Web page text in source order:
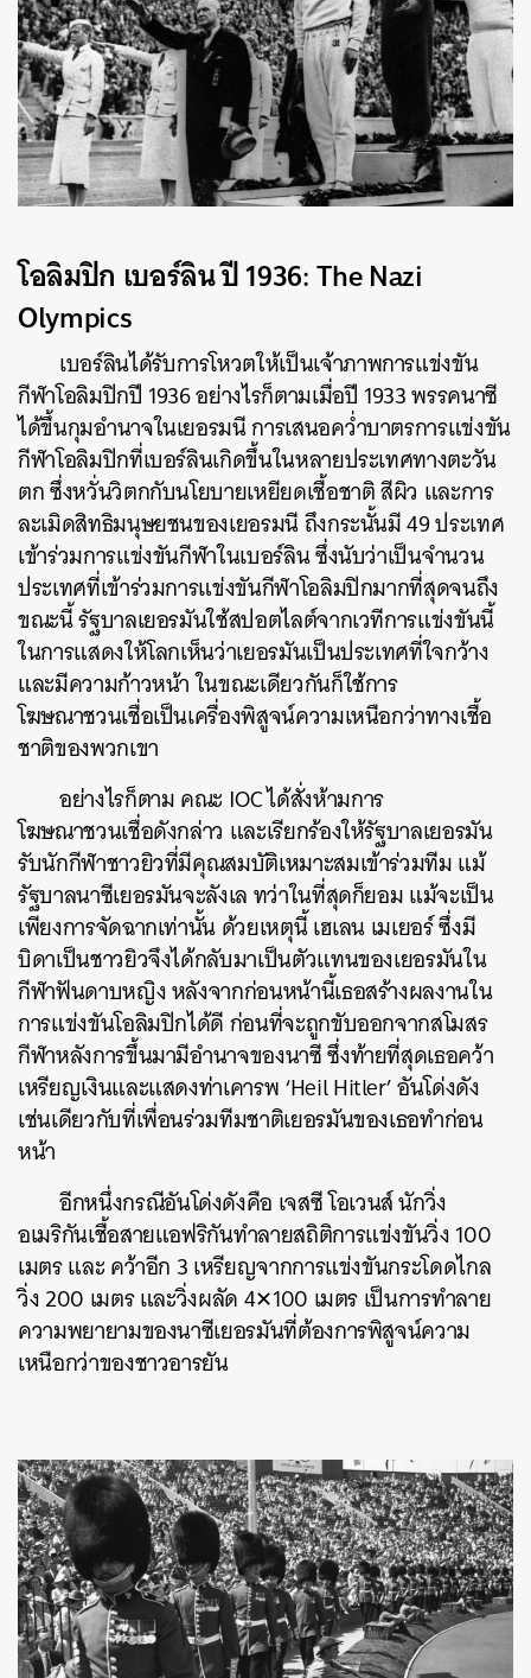
โอลิมปิก เบอร์ลิน ปี 1936: The Nazi
Olympics
เบอร์ลินได้รับการโหวตให้เป็นเจ้าภาพการแข่งขัน
กีฬาโอลิมปิกปี 1936 อย่างไรก็ตามเมื่อปี 1933 พรรคนาซี
ได้ขึ้นกุมอำนาจในเยอรมนี การเสนอคว่ำบาตรการแข่งขัน
กีฬาโอลิมปิกที่เบอร์ลินเกิดขึ้นในหลายประเทศทางตะวัน
ตก ซึ่งหวั่นวิตกกับนโยบายเหยียดเชื้อชาติ สีผิว และการ
ละเมิดสิทธิมนุษยชนของเยอรมนี ถึงกระนั้นมี 49 ประเทศ
เข้าร่วมการแข่งขันกีฬาในเบอร์ลิน ซึ่งนับว่าเป็นจำนวน
ประเทศที่เข้าร่วมการแข่งขันกีฬาโอลิมปิกมากที่สุดจนถึง
ขณะนี้ รัฐบาลเยอรมันใช้สปอตไลต์จากเวทีการแข่งขันนี้
ในการแสดงให้โลกเห็นว่าเยอรมันเป็นประเทศที่ใจกว้าง
และมีความก้าวหน้า ในขณะเดียวกันก็ใช้การ
โฆษณาชวนเชื่อเป็นเครื่องพิสูจน์ความเหนือกว่าทางเชื้อ
ชาติของพวกเขา
อย่างไรก็ตาม คณะ IOC ได้สั่งห้ามการ
โฆษณาชวนเชื่อดังกล่าว และเรียกร้องให้รัฐบาลเยอรมัน
รับนักกีฬาชาวยิวที่มีคุณสมบัติเหมาะสมเข้าร่วมทีม แม้
รัฐบาลนาซีเยอรมันจะลังเล ทว่าในที่สุดก็ยอม แม้จะเป็น
เพียงการจัดฉากเท่านั้น ด้วยเหตุนี้ เฮเลน เมเยอร์ ซึ่งมี
บิดาเป็นชาวยิวจึงได้กลับมาเป็นตัวแทนของเยอรมันใน
กีฬาฟันดาบหญิง หลังจากก่อนหน้านี้เธอสร้างผลงานใน
การแข่งขันโอลิมปิกได้ดี ก่อนที่จะถูกขับออกจากสโมสร
กีฬาหลังการขึ้นมามีอำนาจของนาซี ซึ่งท้ายที่สุดเธอคว้า
เหรียญเงินและแสดงท่าเคารพ‘Heil Hitler’อันโด่งดัง
เช่นเดียวกับที่เพื่อนร่วมทีมชาติเยอรมันของเธอทำก่อน
หน้า
อีกหนึ่งกรณีอันโด่งดังคือ เจสซี โอเวนส์ นักวิ่ง
อเมริกันเชื้อสายแอฟริกันทำลายสถิติการแข่งขันวิ่ง 100
เมตร และ คว้าอีก 3 เหรียญจากการแข่งขันกระโดดไกล
วิ่ง 200 เมตร และวิ่งผลัด 4✕100 เมตร เป็นการทำลาย
ความพยายามของนาซีเยอรมันที่ต้องการพิสูจน์ความ
เหนือกว่าของชาวอารยัน